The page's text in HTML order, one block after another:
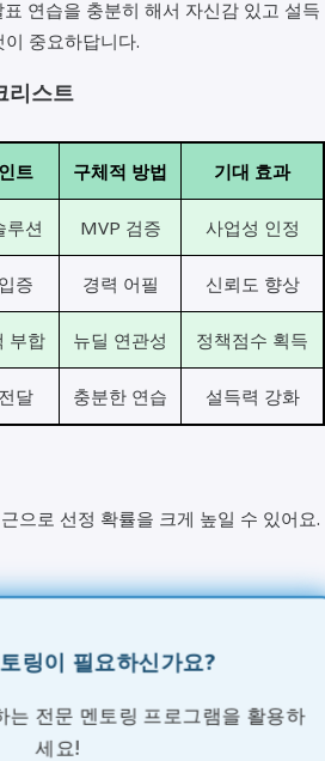
연습을 충분히 해서 자신감 있고 설득
중요하답니다.
리스트
트 구체적 방법 기대 효과
루션 MVP 검증 사업성 인정
증 경력 어필 신뢰도 향상
부합 뉴딜 연관성 정책점수 획득
달 충분한 연습 설득력 강화
으로 선정 확률을 크게 높일 수 있어요.
링이 필요하신가요?
는 전문 멘토링 프로그램을 활용하
세요!